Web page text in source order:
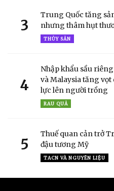
3
Trung Quốc tăng
nhưng thâm hụt
THỦY SẢN
4
Nhập khẩu sầu
và Malaysia tăng
lực lên người trồng
RAU QUẢ
5
Thuế quan cản trở
đậu tương Mỹ
TACN VÀ NGUYÊN LIỆU